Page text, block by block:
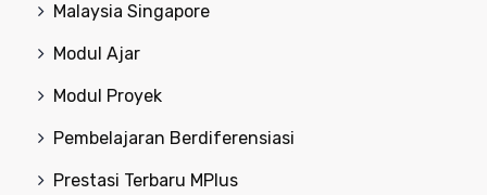
Malaysia Singapore
Modul Ajar
Modul Proyek
Pembelajaran Berdiferensiasi
Prestasi Terbaru MPlus